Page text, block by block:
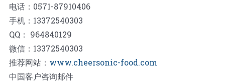
电话：0571-87910406
手机：13372540303
QQ： 964840129
微信：13372540303
推荐网站： www.cheersonic-food.com
中国客户咨询邮件